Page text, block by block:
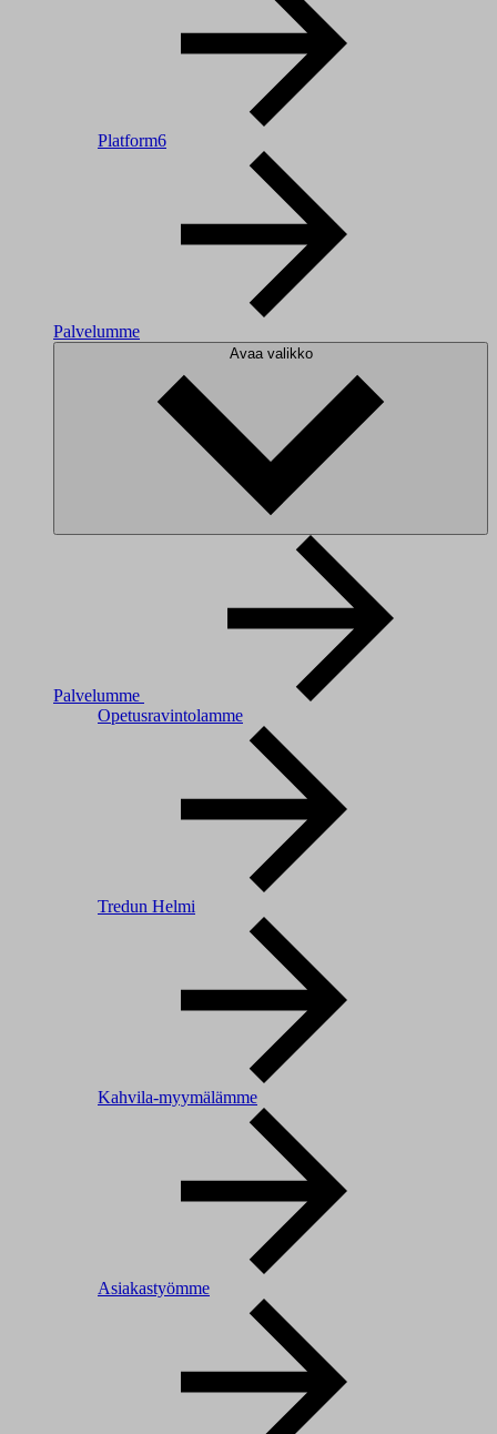
Platform6
Palvelumme
Avaa valikko
Palvelumme
Opetusravintolamme
Tredun Helmi
Kahvila-myymälämme
Asiakastyömme